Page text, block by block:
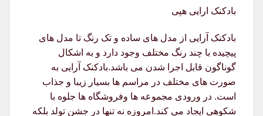
بادکنک ارایی هپی
بادکنک آرایی از مدل های ساده و تک رنگ تا مدل های
پیچیده با چند رنگ مختلف وجود دارد و به اشکال
گوناگون قابل اجرا شدن می باشد.بادکنک آرایی به
صورت های مختلف در مراسم ها بسیار زیبا و جذاب
است. در ورودی مجموعه ها وفروشگاه ها جلوه با
شکوهی ایجاد می کند.امروزه نه تنها در جشن تولد بلکه